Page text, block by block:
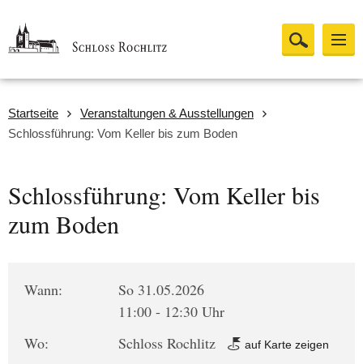
Startseite
Veranstaltungen & Ausstellungen
Schlossführung: Vom Keller bis zum Boden
Schlossführung: Vom Keller bis
zum Boden
Wann:
So 31.05.2026
11:00 - 12:30 Uhr
Wo:
Schloss Rochlitz auf Karte zeigen